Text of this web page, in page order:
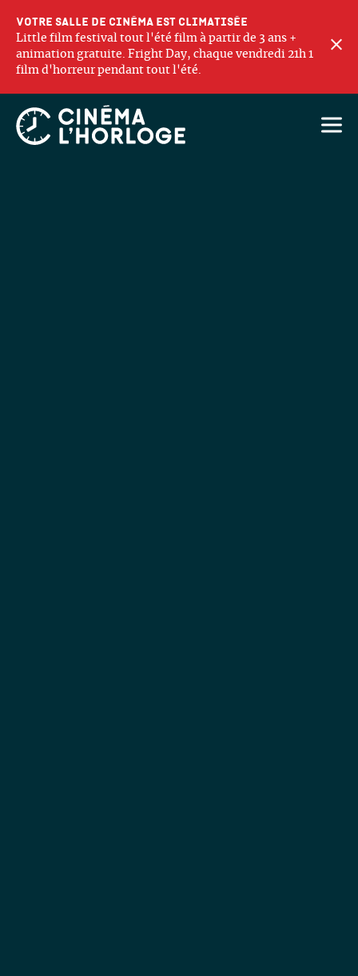
Votre salle de cinéma est climatisée
Little film festival tout l'été film à partir de 3 ans +
animation gratuite. Fright Day, chaque vendredi 21h 1
film d'horreur pendant tout l'été.